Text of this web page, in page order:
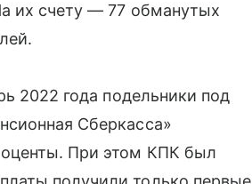
их счету — 77 обманутых
2022 года подельники под
Сберкасса»
При этом КПК был